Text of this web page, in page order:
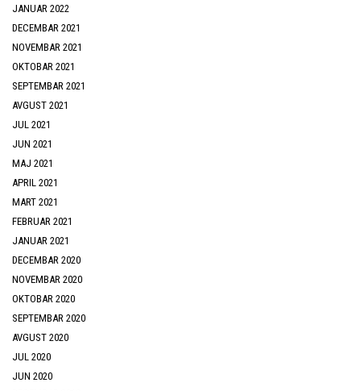
JANUAR 2022
DECEMBAR 2021
NOVEMBAR 2021
OKTOBAR 2021
SEPTEMBAR 2021
AVGUST 2021
JUL 2021
JUN 2021
MAJ 2021
APRIL 2021
MART 2021
FEBRUAR 2021
JANUAR 2021
DECEMBAR 2020
NOVEMBAR 2020
OKTOBAR 2020
SEPTEMBAR 2020
AVGUST 2020
JUL 2020
JUN 2020